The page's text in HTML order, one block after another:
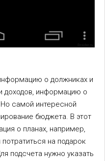
о должниках и
доходов, информацию о
самой интересной
бюджета. В этот
о планах, например,
на подарок
подсчета нужно указать